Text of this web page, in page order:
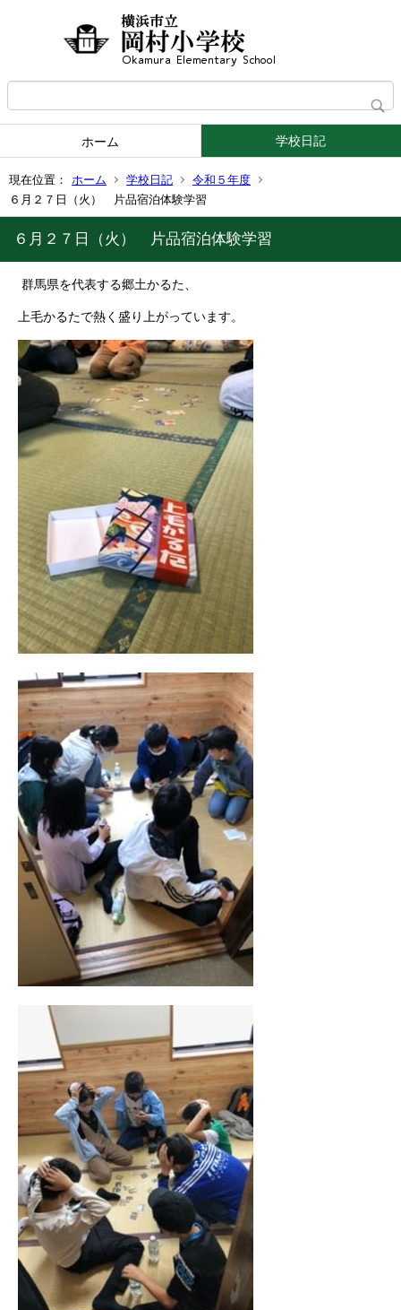
ホーム 学校日記
現在位置： ホーム 学校日記
令和５年度
６月２７日（火） 片品宿泊体験学習
６月２７日（火） 片品宿泊体験学習
群馬県を代表する郷土かるた、
上毛かるたで熱く盛り上がっています。